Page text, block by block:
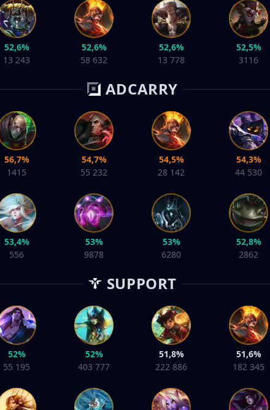
52,6%
13 243
52,6%
58 632
52,6%
13 778
52,5%
3116
ADCARRY
56,7%
1415
54,7%
55 232
54,5%
28 142
54,3%
44 530
53,4%
556
53%
9878
53%
6280
52,8%
2862
SUPPORT
52%
55 195
52%
403 777
51,8%
222 886
51,6%
182 345